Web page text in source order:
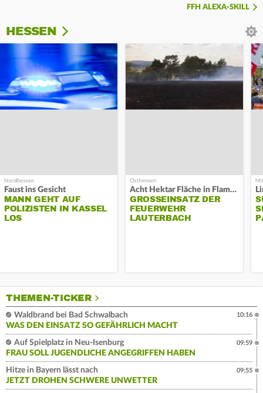
FFH ALEXA-SKILL
HESSEN
Faust ins Gesicht
MANN GEHT AUF
POLIZISTEN IN KASSEL
LOS
Acht Hektar Fläche in Flammen
GROSSEINSATZ DER F
EUERWEHR L
AUTERBACH
THEMEN-TICKER
Waldbrand bei Bad Schwalbach
WAS DEN EINSATZ SO GEFÄHRLICH MACHT
10:16
Auf Spielplatz in Neu-Isenburg
FRAU SOLL JUGENDLICHE ANGEGRIFFEN HABEN
09:59
Hitze in Bayern lässt nach
JETZT DROHEN SCHWERE UNWETTER
09:55